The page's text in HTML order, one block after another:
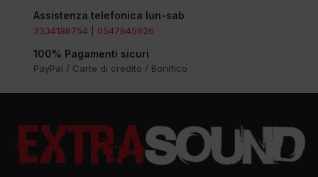
Assistenza telefonica lun-sab
3334188754 0547645626
100% Pagamenti sicuri
PayPal / Carte di credito / Bonifico